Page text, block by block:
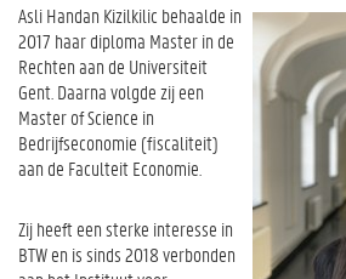
Asli Handan Kizilkilic behaalde in
2017 haar diploma Master in de
Rechten aan de Universiteit
Gent. Daarna volgde zij een
Master of Science in
Bedrijfseconomie (fiscaliteit)
aan de Faculteit Economie.
Zij heeft een sterke interesse in
BTW en is sinds 2018 verbonden